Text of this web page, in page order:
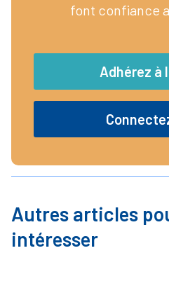
font confiance
Adhérez à
Autres articles
intéresser